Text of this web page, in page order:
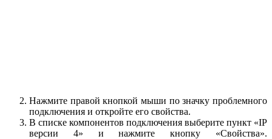
Нажмите правой кнопкой мыши по значку проблемного
подключения и откройте его свойства.
В списке компонентов подключения выберите пункт «IP
версии 4» и нажмите кнопку «Свойства».